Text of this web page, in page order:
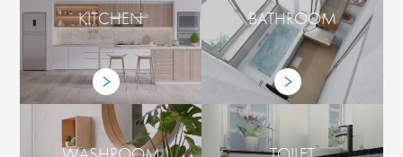
KITCHEN BATHROOM